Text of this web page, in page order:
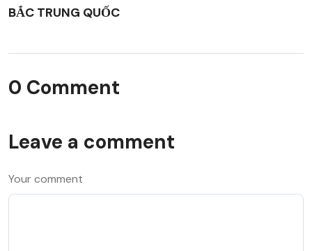
BẮC TRUNG QUỐC
0 Comment
Leave a comment
Your comment